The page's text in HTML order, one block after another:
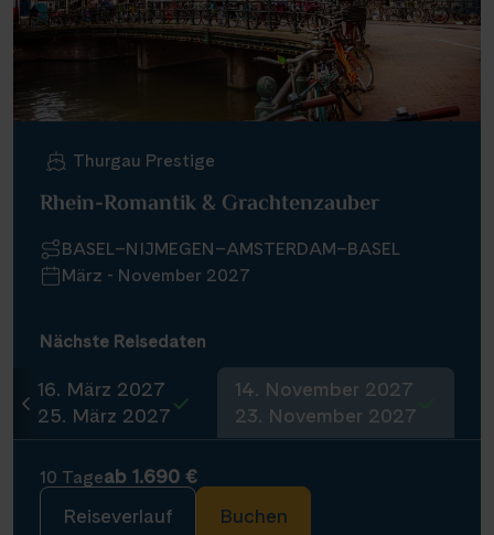
Thurgau Prestige
Rhein-Romantik & Grachtenzauber
BASEL–NIJMEGEN–AMSTERDAM–BASEL
März - November 2027
Nächste Reisedaten
16. März 2027
25. März 2027
14. November 2027
23. November 2027
10 Tageab 1.690 €
Reiseverlauf
Buchen